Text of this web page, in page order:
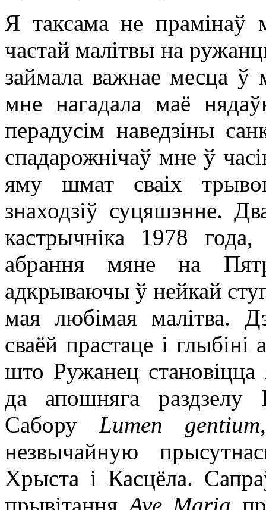
Я таксама не прамінаў
частай малітвы на
займала важнае месца
мне нагадала маё
перадусім наведзіны
спадарожнічаў мне ў
яму шмат сваіх
знаходзіў суцяшэнне.
кастрычніка 1978
абрання мяне на
адкрываючы ў нейкай
мая любімая малітва.
сваёй прастаце і
што Ружанец
да апошняга раздзелу
Сабору Lumen gentium
незвычайную
Хрыста і Касцёла.
прывітання Ave Maria